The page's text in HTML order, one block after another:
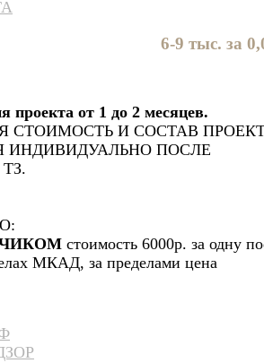
6-9 тыс. за
проекта от 1 до 2 месяцев.
СТОИМОСТЬ И СОСТАВ
ИНДИВИДУАЛЬНО ПОСЛЕ
стоимость 6000р. за одну
МКАД, за пределами цена